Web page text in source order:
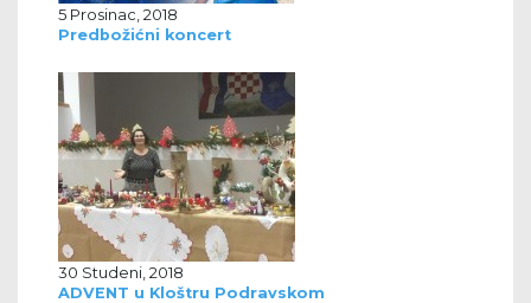
5 Prosinac, 2018
Predbožićni koncert
30 Studeni, 2018
ADVENT u Kloštru Podravskom